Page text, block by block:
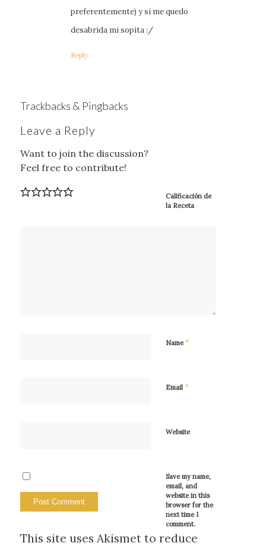
preferentemente) y si me quedo
desabrida mi sopita :/
Reply
Trackbacks & Pingbacks
Leave a Reply
Want to join the discussion?
Feel free to contribute!
Calificación de
la Receta
Name*
Email *
Website
Save my name,
email, and
website in this
browser for the
next time I
comment.
This site uses Akismet to reduce